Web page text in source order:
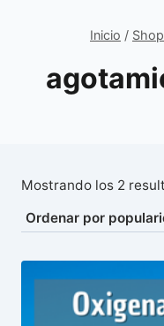
Inicio / Shop
Mostrando los 2